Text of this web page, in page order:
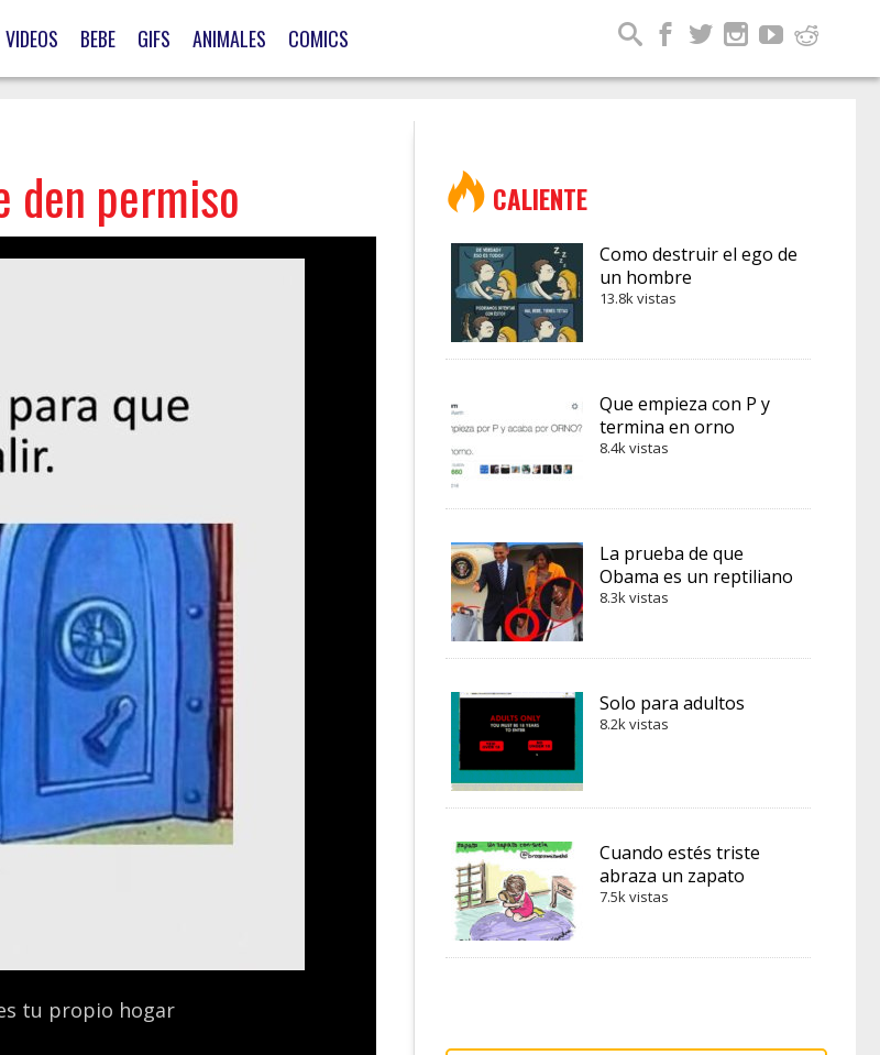
VIDEOS BEBE GIFS ANIMALES COMICS
den permiso
tu propio hogar
CALIENTE
Como destruir el ego de
un hombre
13.8k vistas
Que empieza con P y
termina en orno
8.4k vistas
La prueba de que
Obama es un reptiliano
8.3k vistas
Solo para adultos
8.2k vistas
Cuando estés triste
abraza un zapato
7.5k vistas